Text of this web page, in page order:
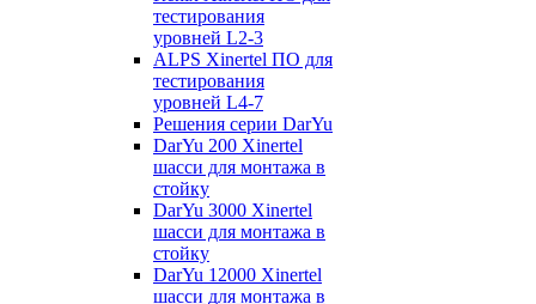
тестирования
уровней L2-3
ALPS Xinertel ПО для
тестирования
уровней L4-7
Решения серии DarYu
DarYu 200 Xinertel
шасси для монтажа в
стойку
DarYu 3000 Xinertel
шасси для монтажа в
стойку
DarYu 12000 Xinertel
шасси для монтажа в